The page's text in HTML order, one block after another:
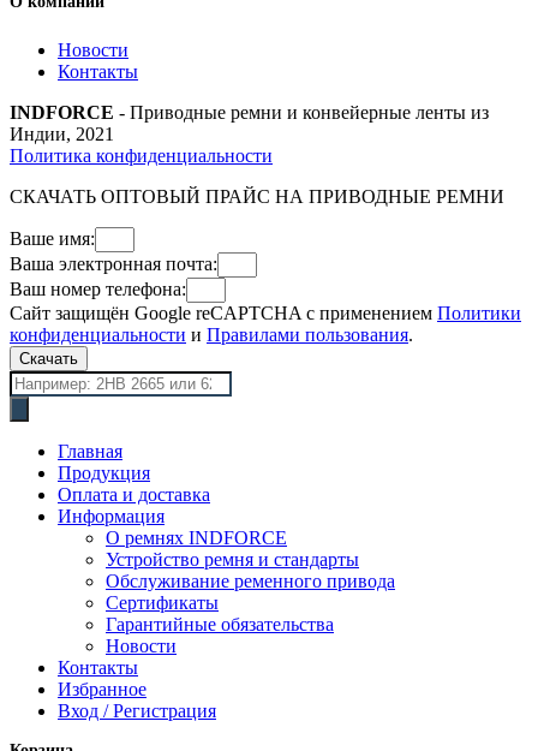
Новости
Контакты
INDFORCE - Приводные ремни и конвейерные ленты из
Индии, 2021
Политика конфиденциальности
СКАЧАТЬ ОПТОВЫЙ ПРАЙС НА ПРИВОДНЫЕ РЕМНИ
Ваше имя:
Ваша электронная почта:
Ваш номер телефона:
Сайт защищён Google reCAPTCHA с применением Политики
конфиденциальности и Правилами пользования.
Скачать
Поиск
товаров
Главная
Продукция
Оплата и доставка
Информация
О ремнях INDFORCE
Устройство ремня и стандарты
Обслуживание ременного привода
Сертификаты
Гарантийные обязательства
Новости
Контакты
Избранное
Вход / Регистрация